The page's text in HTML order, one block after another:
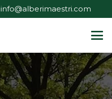
info@alberimaestri.com